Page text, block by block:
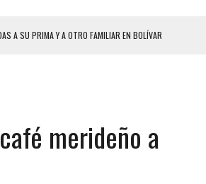
A SU PRIMA Y A OTRO FAMILIAR EN BOLÍVAR
DE LOS TERREMOTOS EN LA GUAIRA
SU CASA
LA PAREJA DE SU ABUELA
EN REUNIÓN CON AMIGOSmerideño a